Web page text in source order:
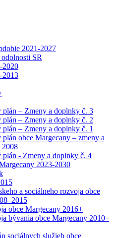
2021-2027
SR
plán – Zmeny a doplnky č. 3
plán – Zmeny a doplnky č. 2
plán – Zmeny a doplnky č. 1
plán obce Margecany – zmeny a
plán - Zmeny a doplnky č. 4
2023-2030
a sociálneho rozvoja obce
obce Margecany 2016+
bývania obce Margecany 2010–
sociálnych služieb obce